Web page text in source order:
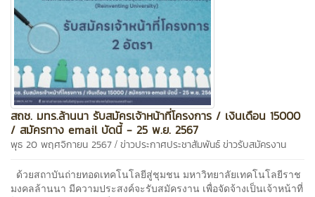
สถช. มทร.ล้านนา รับสมัครเจ้าหน้าที่โครงการ / เงินเดือน 15000
/ สมัครทาง email บัดนี้ - 25 พ.ย. 2567
พุธ 20 พฤศจิกายน 2567 / ข่าวประกาศประชาสัมพันธ์ข่าวรับสมัครงาน
ด้วยสถาบันถ่ายทอดเทคโนโลยีสู่ชุมชน มหาวิทยาลัยเทคโนโลยีราช
มงคลล้านนา มีความประสงค์จะรับสมัครงาน เพื่อจัดจ้างเป็นเจ้าหน้าที่